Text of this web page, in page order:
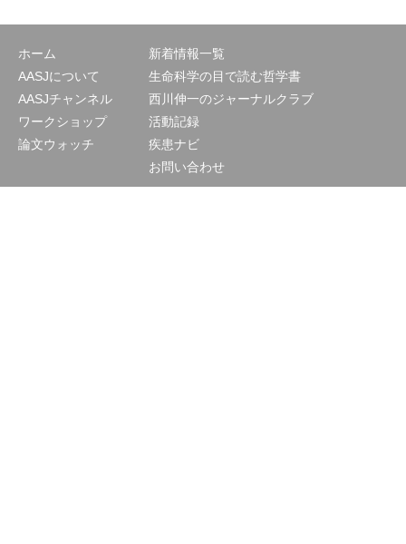
ホーム
AASJについて
AASJチャンネル
ワークショップ
論文ウォッチ
新着情報一覧
生命科学の目で読む哲学書
西川伸一のジャーナルクラブ
活動記録
疾患ナビ
お問い合わせ